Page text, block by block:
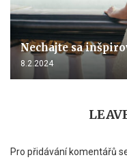
Nechajte sa
8.2.2024
Pro přidávání komentářů